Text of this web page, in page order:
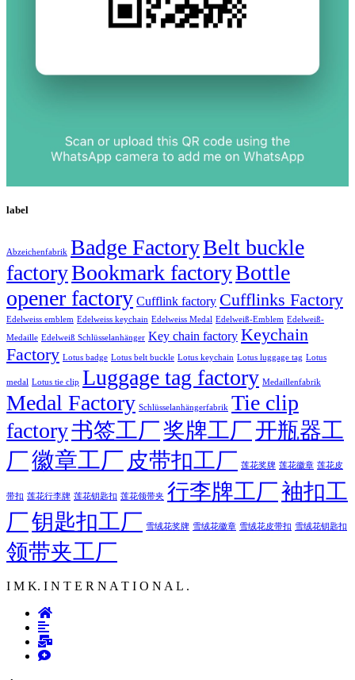
label
Abzeichenfabrik Badge FactoryBelt buckle
factoryBookmark factoryBottle
opener factory Cufflink factory Cufflinks Factory
Edelweiss emblem Edelweiss keychain Edelweiss Medal Edelweiß-Emblem Edelweiß-
Medaille Edelweiß Schlüsselanhänger Key chain factory Keychain
Factory Lotus badge Lotus belt buckle Lotus keychain Lotus luggage tag Lotus
medal Lotus tie clip Luggage tag factory Medaillenfabrik
Medal Factory Schlüsselanhängerfabrik Tie clip
factory书签工厂奖牌工厂开瓶器工
厂徽章工厂 皮带扣工厂 莲花奖牌 莲花徽章 莲花皮
带扣 莲花行李牌 莲花钥匙扣 莲花领带夹 行李牌工厂袖扣工
厂钥匙扣工厂 雪绒花奖牌 雪绒花徽章 雪绒花皮带扣 雪绒花钥匙扣
领带夹工厂
I M K. I N T E R N A T I O N A L .